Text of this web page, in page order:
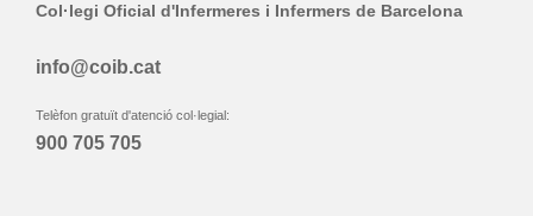
Col·legi Oficial d'Infermeres i Infermers de Barcelona
info@coib.cat
Telèfon gratuït d'atenció col·legial:
900 705 705